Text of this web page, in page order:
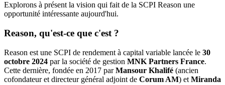
Explorons à présent la vision qui fait de la SCPI Reason une
opportunité intéressante aujourd'hui.
Reason, qu'est-ce que c'est ?
Reason est une SCPI de rendement à capital variable lancée le 30
octobre 2024 par la société de gestion MNK Partners France.
Cette dernière, fondée en 2017 parMansour Khalifé (ancien
cofondateur et directeur général adjoint de Corum AM) et Miranda